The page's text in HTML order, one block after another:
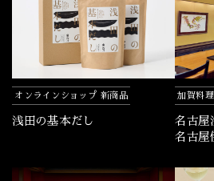
オンラインショップ 新商品
浅田の基本だし
加賀料
名古屋
名古屋